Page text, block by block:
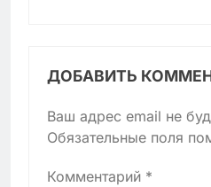
ДОБАВИТЬ
Ваш адрес email не
Обязательные поля
Комментарий *